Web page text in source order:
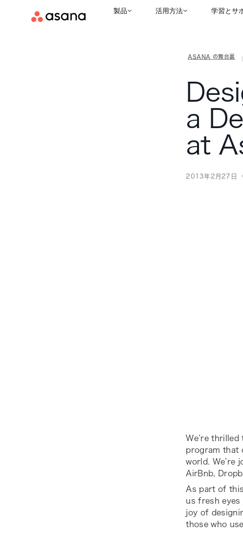
製品 活用方法 学習とサ
ASANA の舞台裏
a
at
2013年2月27日
We’re thrilled
program that
world. We’re
AirBnb,
As part of
us fresh eyes
joy of
those who